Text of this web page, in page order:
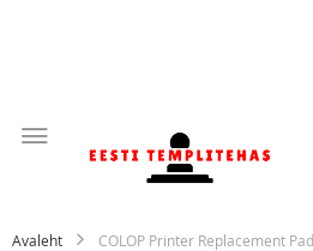
Avaleht COLOP Printer Replacement